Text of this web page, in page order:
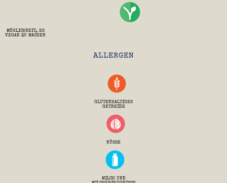
MÖGLICHKEIT, ES
VEGAN ZU MACHEN
ALLERGEN
GLUTENHALTIGES
GETREIDE
NÜSSE
MILCH UND